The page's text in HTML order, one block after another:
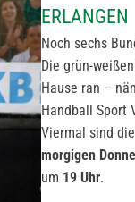
ERLANGEN
Noch sechs
Die grün-
Hause ran –
Handball Sport
Viermal sind
morgigen
um 19 Uhr.